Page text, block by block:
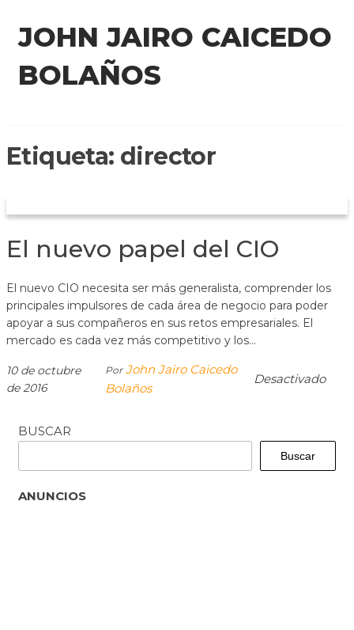
JOHN JAIRO CAICEDO
BOLAÑOS
Etiqueta: director
El nuevo papel del CIO
El nuevo CIO necesita ser más generalista, comprender los
principales impulsores de cada área de negocio para poder
apoyar a sus compañeros en sus retos empresariales. El
mercado es cada vez más competitivo y los…
10 de octubre
de 2016
Por John Jairo Caicedo
Bolaños
Desactivado
BUSCAR
Buscar
ANUNCIOS